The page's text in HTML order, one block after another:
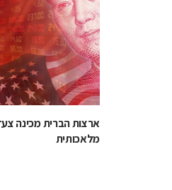
ארצות הברית מכינה
מלאכותית